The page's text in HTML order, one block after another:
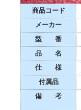
商品コード
メーカー
型 番
品 名
仕 様
付属品
備 考